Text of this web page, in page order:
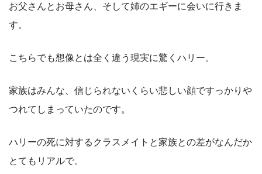
お父さんとお母さん、そして姉のエギーに会いに行きま
す。
こちらでも想像とは全く違う現実に驚くハリー。
家族はみんな、信じられないくらい悲しい顔ですっかりや
つれてしまっていたのです。
ハリーの死に対するクラスメイトと家族との差がなんだか
とてもリアルで。